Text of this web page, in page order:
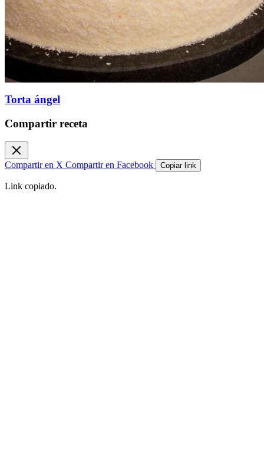
Torta ángel
Compartir receta
Compartir en X Compartir en Facebook Copiar link
Link copiado.